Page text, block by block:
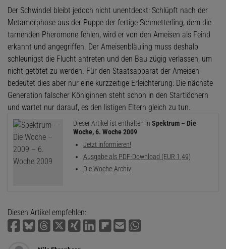
Der Schwindel bleibt jedoch nicht unentdeckt: Schlüpft nach der
Metamorphose aus der Puppe der fertige Schmetterling, dem die
tarnenden Pheromone fehlen, wird er von den Ameisen als Feind
erkannt und angegriffen. Der Ameisenbläuling muss deshalb
schleunigst die Flucht antreten und den Bau zügig verlassen, um
nicht getötet zu werden. Für den Staatsapparat der Ameisen
bedeutet dies aber nur eine kurzzeitige Erleichterung: Die nächste
Generation falscher Königinnen steht schon in den Startlöchern
und wartet nur darauf, es den listigen Eltern gleich zu tun.
Dieser Artikel ist enthalten in Spektrum – Die
Woche, 6. Woche 2009
Jetzt informieren!
Ausgabe als PDF-Download (EUR 1,49)
Die Woche-Archiv
Diesen Artikel empfehlen: